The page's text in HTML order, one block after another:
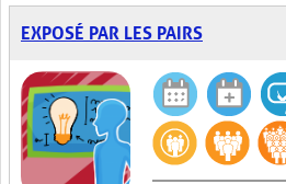
EXPOSÉ PAR LES PAIRS